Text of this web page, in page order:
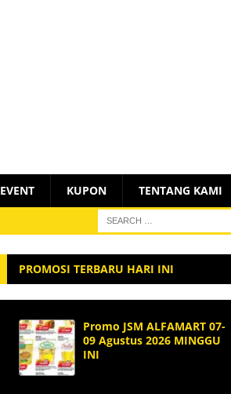
EVENT KUPON TENTANG KAMI
PROMOSI TERBARU HARI INI
Promo JSM ALFAMART 07-
09 Agustus 2026 MINGGU
INI